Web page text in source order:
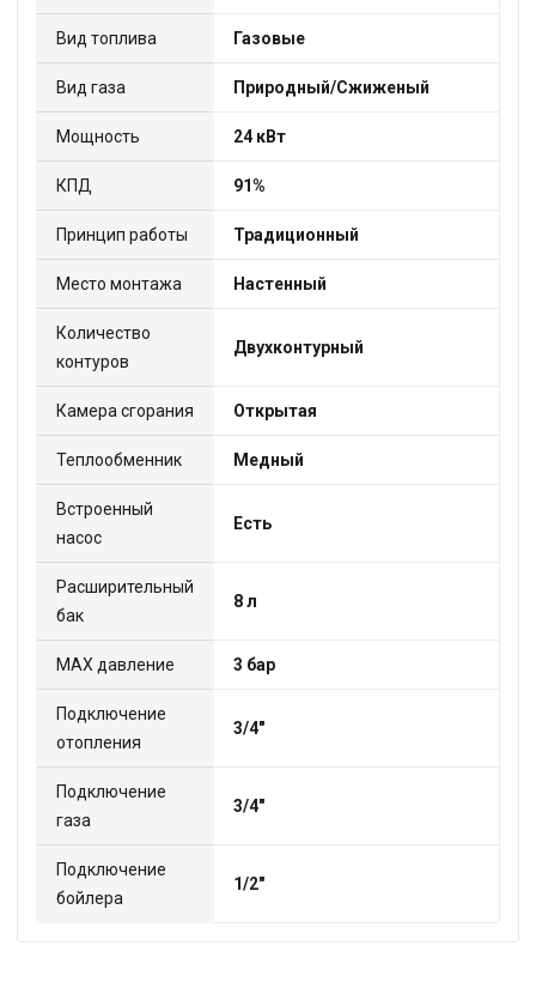
Вид топлива Газовые
Вид газа Природный/Сжиженый
Мощность 24 кВт
КПД 91%
Принцип работы Традиционный
Место монтажа Настенный
Количество
контуров
Двухконтурный
Камера сгорания Открытая
Теплообменник Медный
Встроенный
насос
Есть
Расширительный
бак
8 л
МАХ давление 3 бар
Подключение
отопления
3/4"
Подключение
газа
3/4"
Подключение
бойлера
1/2"